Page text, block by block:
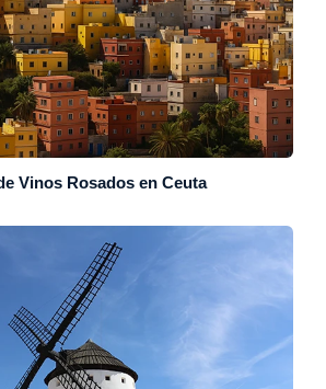
Vinos Rosados en Ceuta